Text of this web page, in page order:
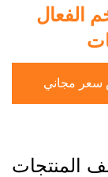
الفعال
مجاني
المنتجات